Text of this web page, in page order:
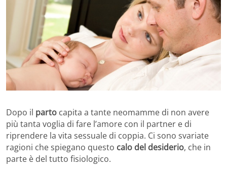
Dopo il parto capita a tante neomamme di non avere
più tanta voglia di fare l’amore con il partner e di
riprendere la vita sessuale di coppia. Ci sono svariate
ragioni che spiegano questo calo del desiderio, che in
parte è del tutto fisiologico.